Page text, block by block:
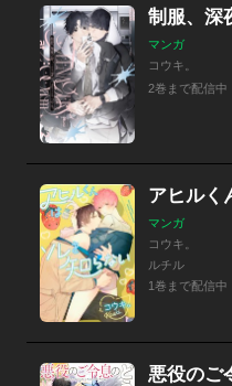
マンガ
コウキ。
2巻まで配信中
アヒルく
マンガ
コウキ。
ルチル
1巻まで配信中
悪役のご